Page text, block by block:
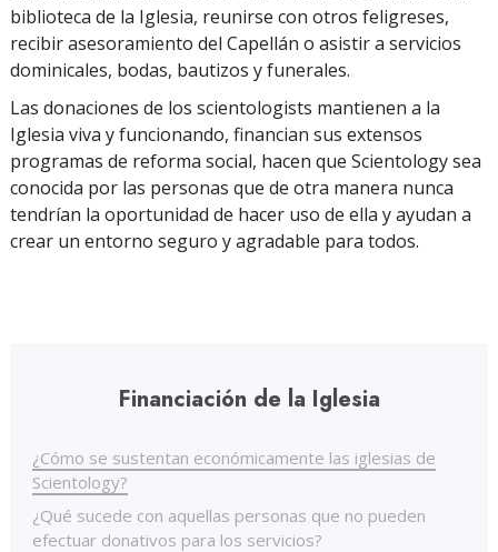
biblioteca de la Iglesia, reunirse con otros feligreses,
recibir asesoramiento del Capellán o asistir a servicios
dominicales, bodas, bautizos y funerales.
Las donaciones de los scientologists mantienen a la
Iglesia viva y funcionando, financian sus extensos
programas de reforma social, hacen que Scientology sea
conocida por las personas que de otra manera nunca
tendrían la oportunidad de hacer uso de ella y ayudan a
crear un entorno seguro y agradable para todos.
Financiación de la Iglesia
¿Cómo se sustentan económicamente las iglesias de
Scientology?
¿Qué sucede con aquellas personas que no pueden
efectuar donativos para los servicios?